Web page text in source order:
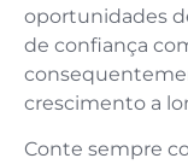
oportunidades
de confiança
crescimento a
Conte sempre